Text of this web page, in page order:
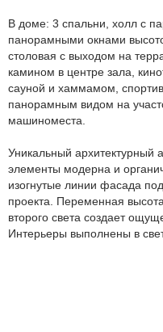
В доме: 3 спальни, холл с
панорамными окнами
столовая с выходом на
камином в центре зала,
сауной и хаммамом,
панорамным видом на
машиноместа.
Уникальный архитектурный
элементы модерна и
изогнутые линии фасада
проекта. Переменная
второго света создает
Интерьеры выполнены в